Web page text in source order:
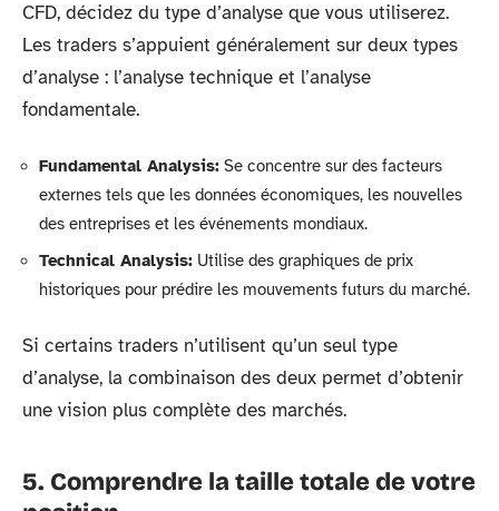
CFD, décidez du type d’analyse que vous utiliserez.
Les traders s’appuient généralement sur deux types
d’analyse : l’analyse technique et l’analyse
fondamentale.
Fundamental Analysis: Se concentre sur des facteurs
externes tels que les données économiques, les nouvelles
des entreprises et les événements mondiaux.
Technical Analysis: Utilise des graphiques de prix
historiques pour prédire les mouvements futurs du marché.
Si certains traders n’utilisent qu’un seul type
d’analyse, la combinaison des deux permet d’obtenir
une vision plus complète des marchés.
5. Comprendre la taille totale de votre